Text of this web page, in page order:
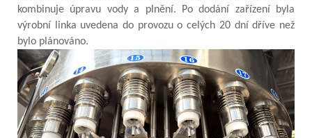
kombinuje úpravu vody a plnění. Po dodání zařízení byla
výrobní linka uvedena do provozu o celých 20 dní dříve než
bylo plánováno.